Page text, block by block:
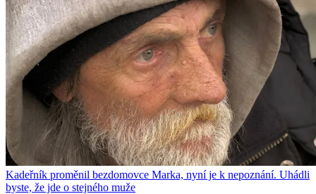
Kadeřník proměnil bezdomovce Marka, nyní je k nepoznání. Uhádli
byste, že jde o stejného muže